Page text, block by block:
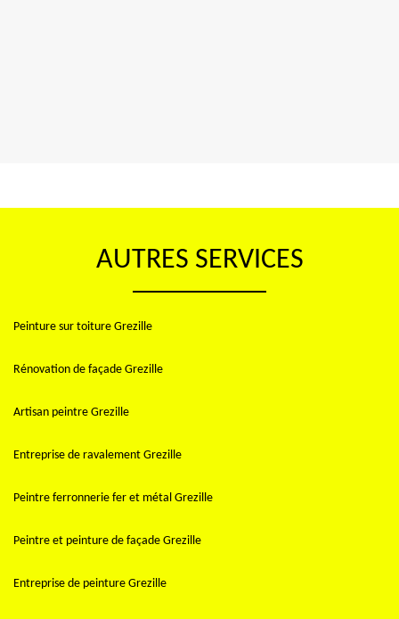
AUTRES SERVICES
Peinture sur toiture Grezille
Rénovation de façade Grezille
Artisan peintre Grezille
Entreprise de ravalement Grezille
Peintre ferronnerie fer et métal Grezille
Peintre et peinture de façade Grezille
Entreprise de peinture Grezille